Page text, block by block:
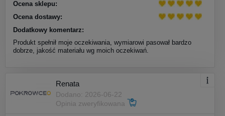
Ocena sklepu:
Ocena dostawy:
Dodatkowy komentarz:
Produkt spełnił moje oczekiwania, wymiarowi pasował bardzo
dobrze, jakość materiału wg moich oczekiwań.
Renata
Dodano: 2026-06-22
Opinia zweryfikowana